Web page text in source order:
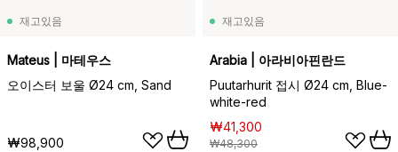
재고있음
Mateus | 마테우스
오이스터 보울 Ø24 cm, Sand
₩98,900
재고있음
Arabia | 아라비아핀란드
Puutarhurit 접시 Ø24 cm, Blue-
white-red
₩41,300
₩48,300